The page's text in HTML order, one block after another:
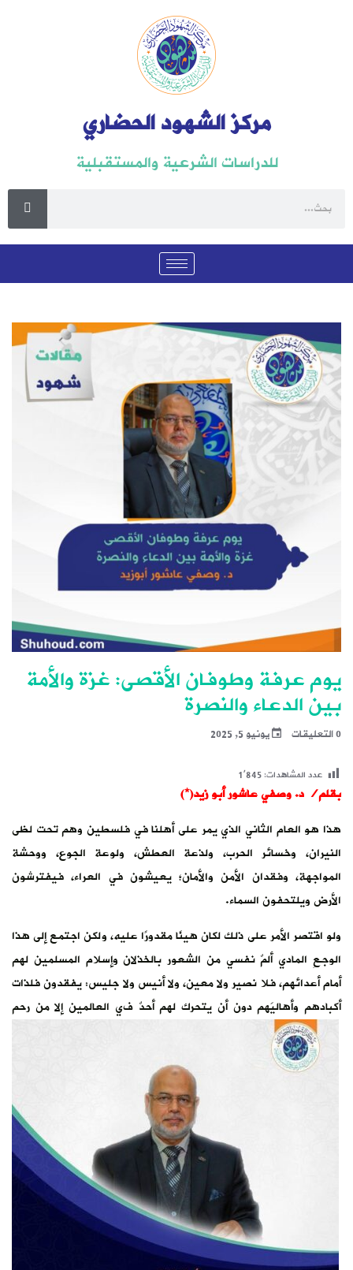
مركز الشهود الحضاري
للدراسات الشرعية والمستقبلية
يوم عرفة وطوفان الأقصى: غزة والأمة
بين الدعاء والنصرة
0 التعليقات يونيو 5, 2025
عدد المشاهدات:1٬845
بقلم/ د. وصفي عاشور أبو زيد(*)
هذا هو العام الثاني الذي يمر على أهلنا في فلسطين وهم تحت لظى
النيران، وخسائر الحرب، ولذعة العطش، ولوعة الجوع، ووحشة
المواجهة، وفقدان الأمن والأمان؛ يعيشون في العراء، فيفترشون
الأرض ويلتحفون السماء.
ولو اقتصر الأمر على ذلك لكان هينًا مقدورًا عليه، ولكن اجتمع إلى هذا
الوجعِ المادي ألمٌ نفسي من الشعور بالخذلان وإسلام المسلمين لهم
أمام أعدائهم، فلا نصير ولا معين، ولا أنيس ولا جليس: يفقدون فلذات
أكبادهم وأهاليَهم دون أن يتحرك لهم أحدٌ في العالمين إلا من رحم